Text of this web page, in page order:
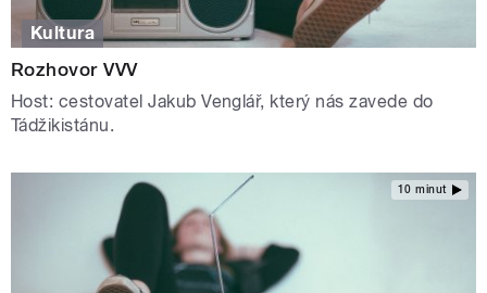
Kultura
Rozhovor VVV
Host: cestovatel Jakub Venglář, který nás zavede do
Tádžikistánu.
10 minut